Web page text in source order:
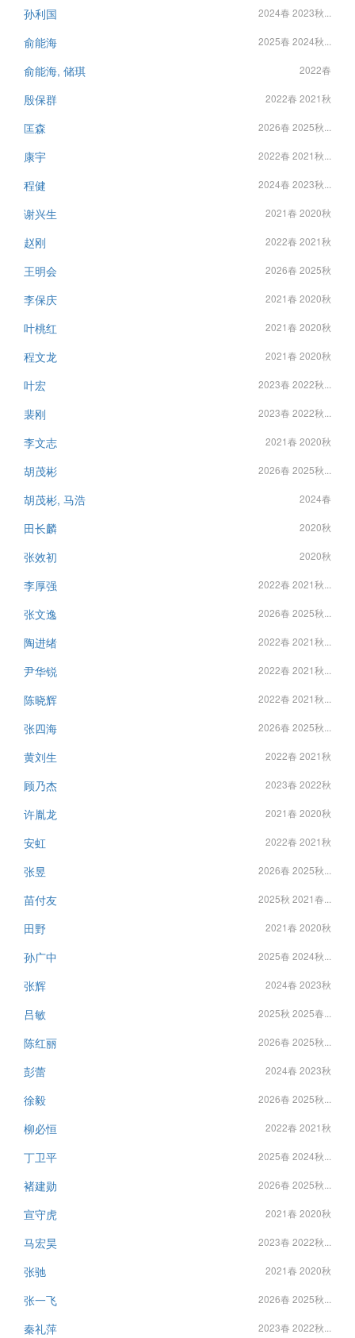
孙利国 2024春 2023秋...
俞能海 2025春 2024秋...
俞能海, 储琪 2022春
殷保群 2022春 2021秋
匡森 2026春 2025秋...
康宇 2022春 2021秋...
程健 2024春 2023秋...
谢兴生 2021春 2020秋
赵刚 2022春 2021秋
王明会 2026春 2025秋
李保庆 2021春 2020秋
叶桃红 2021春 2020秋
程文龙 2021春 2020秋
叶宏 2023春 2022秋...
裴刚 2023春 2022秋...
李文志 2021春 2020秋
胡茂彬 2026春 2025秋...
胡茂彬, 马浩 2024春
田长麟 2020秋
张效初 2020秋
李厚强 2022春 2021秋...
张文逸 2026春 2025秋...
陶进绪 2022春 2021秋...
尹华锐 2022春 2021秋...
陈晓辉 2022春 2021秋...
张四海 2026春 2025秋...
黄刘生 2022春 2021秋
顾乃杰 2023春 2022秋
许胤龙 2021春 2020秋
安虹 2022春 2021秋
张昱 2026春 2025秋...
苗付友 2025秋 2021春...
田野 2021春 2020秋
孙广中 2025春 2024秋...
张辉 2024春 2023秋
吕敏 2025秋 2025春...
陈红丽 2026春 2025秋...
彭蕾 2024春 2023秋
徐毅 2026春 2025秋...
柳必恒 2022春 2021秋
丁卫平 2025春 2024秋...
褚建勋 2026春 2025秋...
宣守虎 2021春 2020秋
马宏昊 2023春 2022秋...
张驰 2021春 2020秋
张一飞 2026春 2025秋...
秦礼萍 2023春 2022秋...